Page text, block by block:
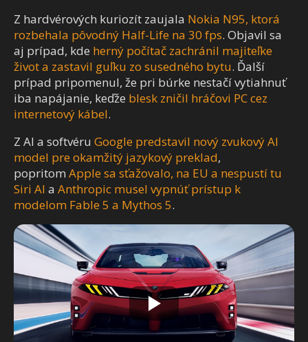
Z hardvérových kuriozít zaujala Nokia N95, ktorá
rozbehala pôvodný Half-Life na 30 fps. Objavil sa
aj prípad, kde herný počítač zachránil majiteľke
život a zastavil guľku zo susedného bytu. Ďalší
prípad pripomenul, že pri búrke nestačí vytiahnuť
iba napájanie, keďže blesk zničil hráčovi PC cez
internetový kábel.
Z AI a softvéru Google predstavil nový zvukový AI
model pre okamžitý jazykový preklad,
popritom Apple sa sťažovalo, na EU a nespustí tu
Siri AI a Anthropic musel vypnúť prístup k
modelom Fable 5 a Mythos 5.